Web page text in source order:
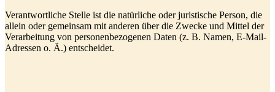
Verantwortliche Stelle ist die natürliche oder juristische Person, die
allein oder gemeinsam mit anderen über die Zwecke und Mittel der
Verarbeitung von personenbezogenen Daten (z. B. Namen, E-Mail-
Adressen o. Ä.) entscheidet.